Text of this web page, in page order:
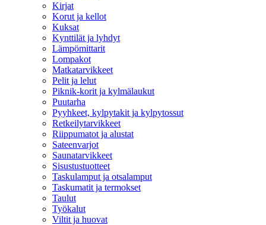
Kirjat
Korut ja kellot
Kuksat
Kynttilät ja lyhdyt
Lämpömittarit
Lompakot
Matkatarvikkeet
Pelit ja lelut
Piknik-korit ja kylmälaukut
Puutarha
Pyyhkeet, kylpytakit ja kylpytossut
Retkeilytarvikkeet
Riippumatot ja alustat
Sateenvarjot
Saunatarvikkeet
Sisustustuotteet
Taskulamput ja otsalamput
Taskumatit ja termokset
Taulut
Työkalut
Viltit ja huovat